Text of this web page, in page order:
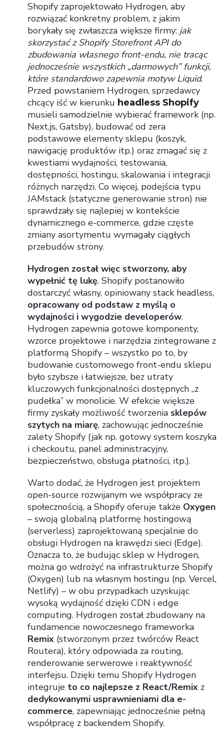
Shopify zaprojektowało Hydrogen, aby
rozwiązać konkretny problem, z jakim
borykały się zwłaszcza większe firmy: jak
skorzystać z Shopify Storefront API do
zbudowania własnego front-endu, nie tracąc
jednocześnie wszystkich „darmowych” funkcji,
które standardowo zapewnia motyw Liquid.
Przed powstaniem Hydrogen, sprzedawcy
chcący iść w kierunku headless Shopify
musieli samodzielnie wybierać framework (np.
Next.js, Gatsby), budować od zera
podstawowe elementy sklepu (koszyk,
nawigację produktów itp.) oraz zmagać się z
kwestiami wydajności, testowania,
dostępności, hostingu, skalowania i integracji
różnych narzędzi. Co więcej, podejścia typu
JAMstack (statyczne generowanie stron) nie
sprawdzały się najlepiej w kontekście
dynamicznego e-commerce, gdzie częste
zmiany asortymentu wymagały ciągłych
przebudów strony.
Hydrogen został więc stworzony, aby
wypełnić tę lukę. Shopify postanowiło
dostarczyć własny, opiniowany stack headless,
opracowany od podstaw z myślą o
wydajności i wygodzie developerów.
Hydrogen zapewnia gotowe komponenty,
wzorce projektowe i narzędzia zintegrowane z
platformą Shopify – wszystko po to, by
budowanie customowego front-endu sklepu
było szybsze i łatwiejsze, bez utraty
kluczowych funkcjonalności dostępnych „z
pudełka” w monolicie. W efekcie większe
firmy zyskały możliwość tworzenia sklepów
szytych na miarę, zachowując jednocześnie
zalety Shopify (jak np. gotowy system koszyka
i checkoutu, panel administracyjny,
bezpieczeństwo, obsługa płatności, itp.).
Warto dodać, że Hydrogen jest projektem
open-source rozwijanym we współpracy ze
społecznością, a Shopify oferuje także Oxygen
– swoją globalną platformę hostingową
(serverless) zaprojektowaną specjalnie do
obsługi Hydrogen na krawędzi sieci (Edge).
Oznacza to, że budując sklep w Hydrogen,
można go wdrożyć na infrastrukturze Shopify
(Oxygen) lub na własnym hostingu (np. Vercel,
Netlify) – w obu przypadkach uzyskując
wysoką wydajność dzięki CDN i edge
computing. Hydrogen został zbudowany na
fundamencie nowoczesnego frameworka
Remix (stworzonym przez twórców React
Routera), który odpowiada za routing,
renderowanie serwerowe i reaktywność
interfejsu. Dzięki temu Shopify Hydrogen
integruje to co najlepsze z React/Remix z
dedykowanymi usprawnieniami dla e-
commerce, zapewniając jednocześnie pełną
współpracę z backendem Shopify.